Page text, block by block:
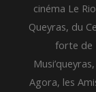
cinéma Le
Queyras, du
forte de
Agora, les